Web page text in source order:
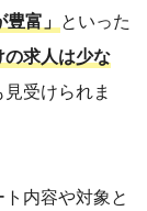
富」 といった
の求人は少な
受けられま
内容や対象と